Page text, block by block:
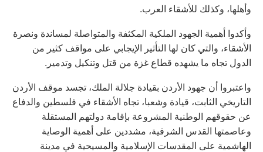
وأهلها، وكذلك للأشقاء العرب.
وأكدوا أهمية الجهود الملكية المكثفة والمتواصلة لمساندة ونصرة
الأشقاء، والتي كان لها التأثير الإيجابي على مواقف كثير من
الدول تجاه ما يشهده قطاع غزة من قتل وتنكيل وتدمير.
واعتبروا أن جهود الأردن بقيادة جلالة الملك، تجسد موقف الأردن
التاريخي الثابت، قيادة وشعبا، تجاه الأشقاء في فلسطين والدفاع
عن حقوقهم الوطنية المشروعة بإقامة دولتهم المستقلة
وعاصمتها القدس الشرقية، مشددين على أهمية الوصاية
الهاشمية على المقدسات الإسلامية والمسيحية في مدينة